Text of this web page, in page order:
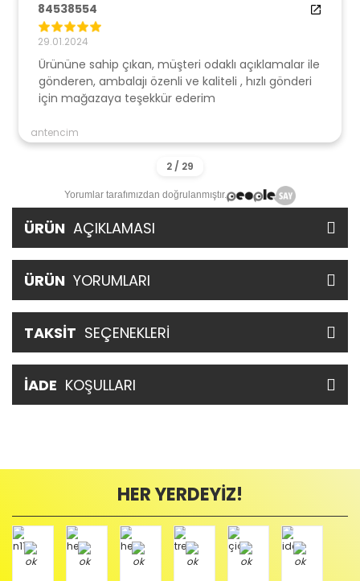
84538554
29.01.2024
Ürününe sahip çıkan, müşteri odaklı açıklamalar ile
gönderen, ambalajı özenli ve kaliteli , hızlı gönderi
için mağazaya teşekkür ederim
antencim
Yorumlar tarafımızdan doğrulanmıştır.
ÜRÜN AÇIKLAMASI
ÜRÜN YORUMLARI
TAKSİT SEÇENEKLERİ
İADE KOŞULLARI
HER YERDEYİZ!